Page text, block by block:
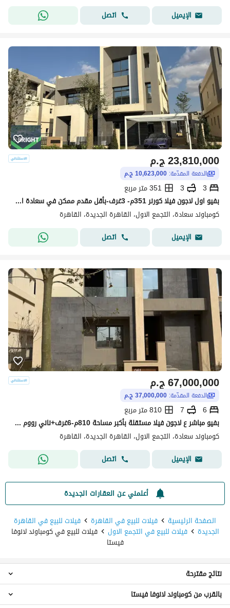
الإيميل
اتصل
ج.م23,810,000
الدفعة المقدّمة: 10,623,000 ج.م
3
3
351 متر مربع
بفيو اول لاجون فيلا كورنر 351م- 3غرف-بأقل مقدم ممكن في سعادة التجمع الخامس وبسعر لايقارن ف الماركت - saada new cairo
كومباوند سعادة، التجمع الاول، القاهرة الجديدة، القاهرة
الإيميل
اتصل
ج.م67,000,000
الدفعة المقدّمة: 37,000,000 ج.م
6
7
810 متر مربع
بفيو مباشر ع لاجون فيلا مستقلة بأكبر مساحة 810م-6غرف+ناني رووم بأوفرغيرمتوقع - ف سعادة التجمع الخامس بالتقسيط-السعر الان قابل للتفاوض- saada new cairo
كومباوند سعادة، التجمع الاول، القاهرة الجديدة، القاهرة
الإيميل
اتصل
أعلمني عن العقارات الجديدة
الصفحة الرئيسية
فيلات للبيع في القاهرة فيلات للبيع في القاهرة
الجديدة فيلات للبيع في التجمع الاول فيلات للبيع في كومباوند لانوفا
فيستا
فيلات 5 غرف نوم للبيع في كومباوند لانوفا فيستا
نتائج مقترحة
بالقرب من كومباوند لانوفا فيستا